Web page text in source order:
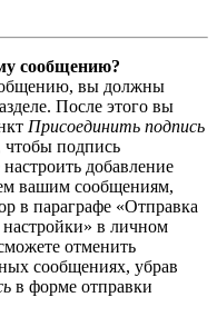
сообщению?
вы должны
После этого вы
Присоединить подпись
чтобы подпись
добавление
вашим сообщениям,
в параграфе «Отправка
в личном
отменить
сообщениях, убрав
в форме отправки